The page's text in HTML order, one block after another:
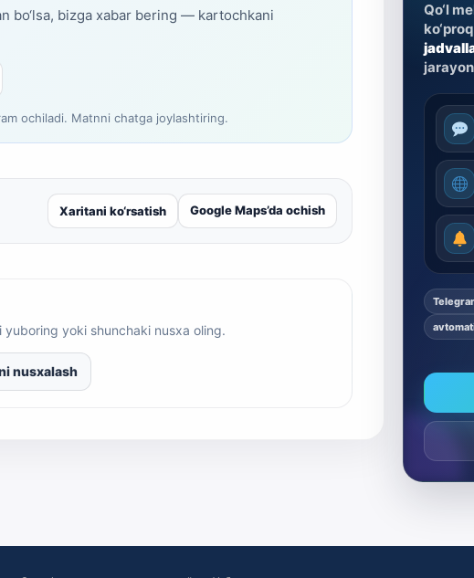
bo‘lsa, bizga xabar bering — kartochkani
ochiladi. Matnni chatga joylashtiring.
Xaritani ko‘rsatish Google Maps’da ochish
yoki shunchaki nusxa oling.
nusxalash
Qo‘l